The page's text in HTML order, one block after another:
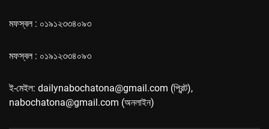
মফস্বল : ০১৯১২৩৩৪০৯৩
মফস্বল : ০১৯১২৩৩৪০৯৩
ই-মেইল: dailynabochatona@gmail.com (প্রিন্ট),
nabochatona@gmail.com (অনলাইন)